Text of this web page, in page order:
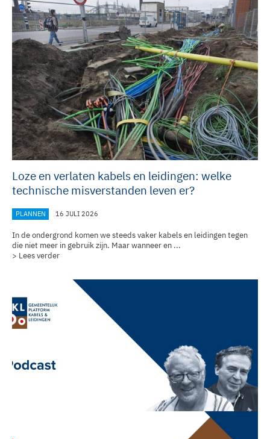
Loze en verlaten kabels en leidingen: welke
technische misverstanden leven er?
PLANNEN 16 JULI 2026
In de ondergrond komen we steeds vaker kabels en leidingen tegen
die niet meer in gebruik zijn. Maar wanneer en ...
> Lees verder